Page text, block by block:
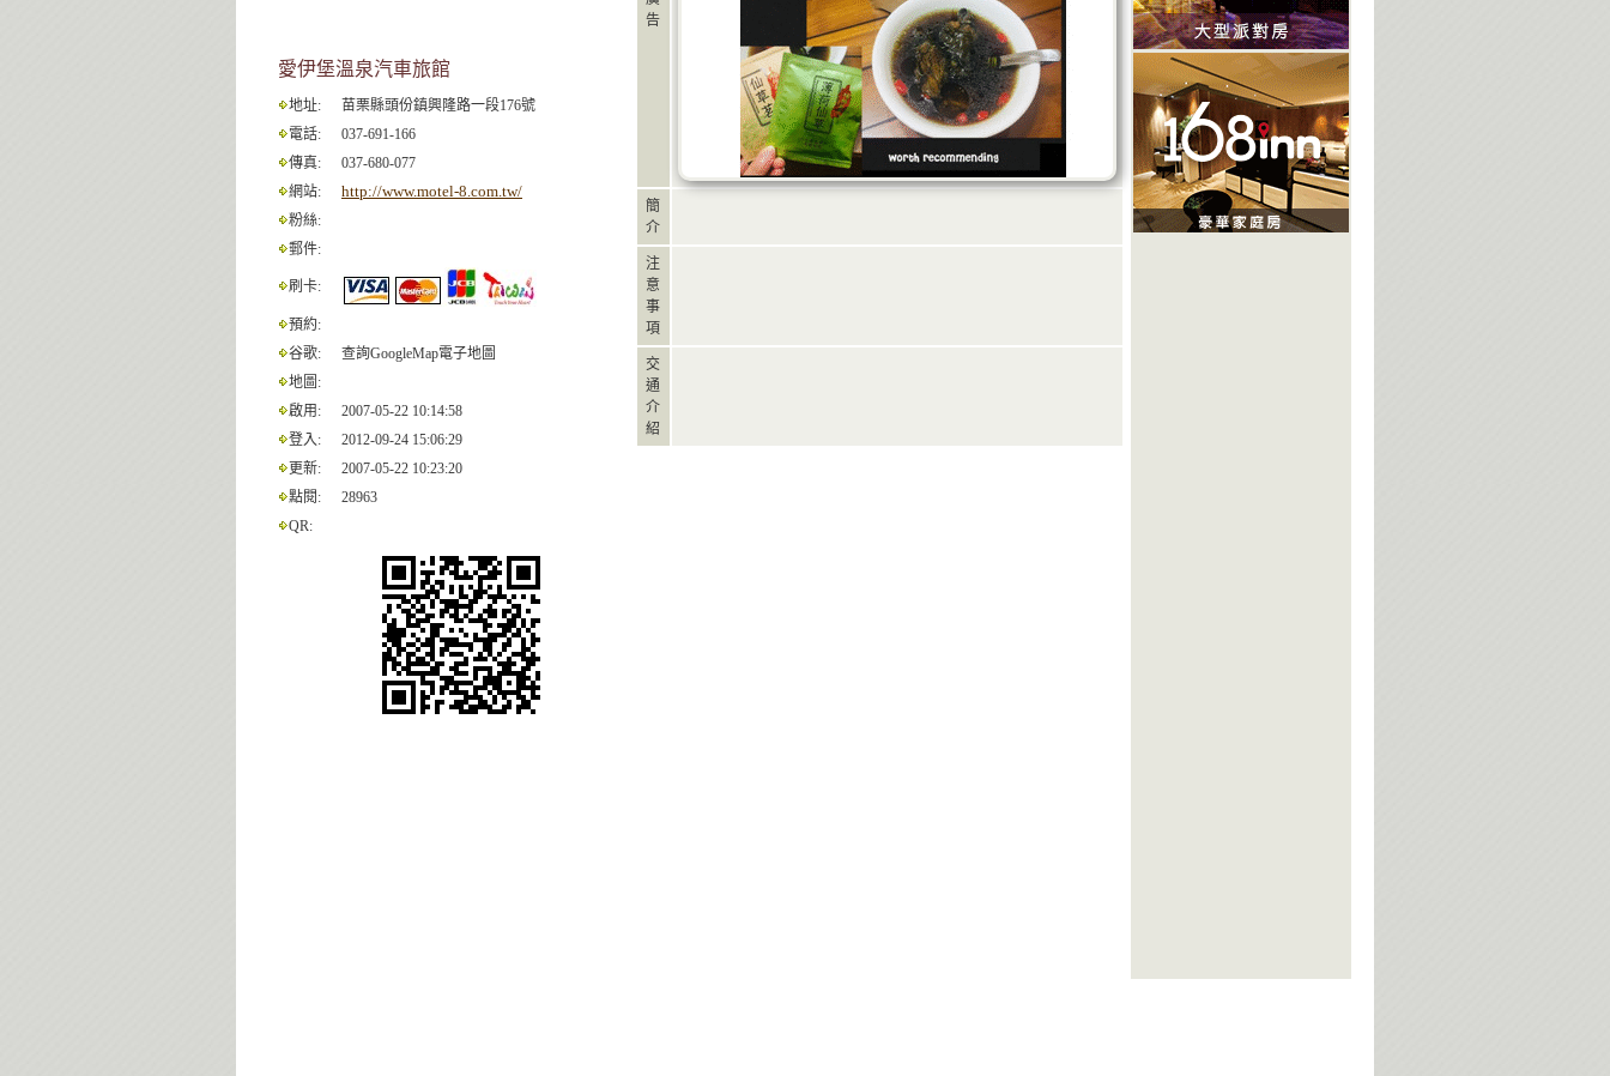
愛伊堡溫泉汽車旅館
地址:
苗栗縣頭份鎮興隆路一段176號
電話:
037-691-166
傳真:
037-680-077
網站:
http://www.motel-8.com.tw/
粉絲:
郵件:
刷卡:
預約:
谷歌:
查詢GoogleMap電子地圖
地圖:
啟用:
2007-05-22 10:14:58
登入:
2012-09-24 15:06:29
更新:
2007-05-22 10:23:20
點閱:
28963
QR:
告
簡
介
注
意
事
項
交
通
介
紹